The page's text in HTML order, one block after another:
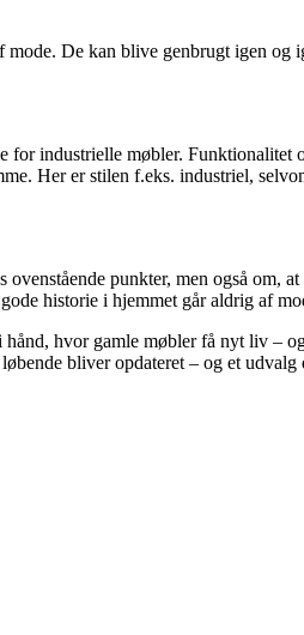
De kan blive genbrugt igen
for industrielle møbler.
Her er stilen f.eks. industriel,
punkter, men også om,
historie i hjemmet går aldrig af
hvor gamle møbler få nyt liv –
bliver opdateret – og et udvalg